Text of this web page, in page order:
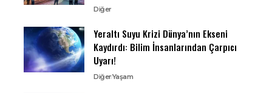
Diğer
Yeraltı Suyu Krizi Dünya’nın Ekseni
Kaydırdı: Bilim İnsanlarından Çarpıcı
Uyarı!
DiğerYaşam